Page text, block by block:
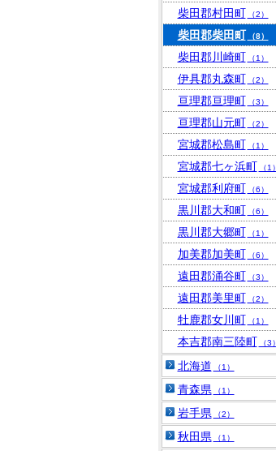
柴田郡村田町 （2）
柴田郡柴田町 （8）
柴田郡川崎町 （1）
伊具郡丸森町 （2）
亘理郡亘理町 （3）
亘理郡山元町 （2）
宮城郡松島町 （1）
宮城郡七ヶ浜町 （1）
宮城郡利府町 （6）
黒川郡大和町 （6）
黒川郡大郷町 （1）
加美郡加美町 （6）
遠田郡涌谷町 （3）
遠田郡美里町 （2）
牡鹿郡女川町 （1）
本吉郡南三陸町 （3）
北海道 （1）
青森県 （1）
岩手県 （2）
秋田県 （1）